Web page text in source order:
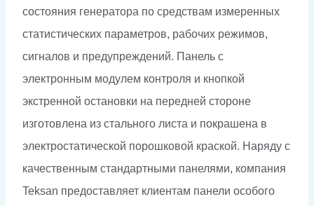
состояния генератора по средствам измеренных
статистических параметров, рабочих режимов,
сигналов и предупреждений. Панель с
электронным модулем контроля и кнопкой
экстренной остановки на передней стороне
изготовлена из стального листа и покрашена в
электростатической порошковой краской. Наряду с
качественным стандартными панелями, компания
Teksan предоставляет клиентам панели особого